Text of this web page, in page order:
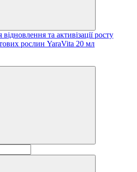
та активізації росту
рослин YaraVita 20 мл